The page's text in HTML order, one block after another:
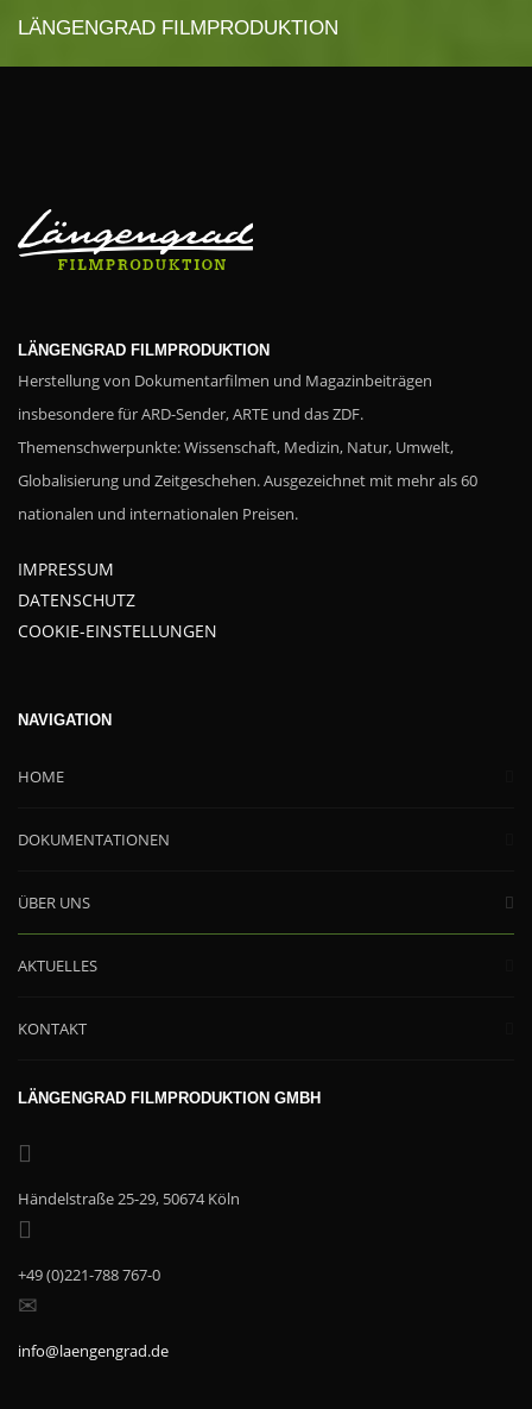
LÄNGENGRAD FILMPRODUKTION
LÄNGENGRAD FILMPRODUKTION
Herstellung von Dokumentarfilmen und Magazinbeiträgen
insbesondere für ARD-Sender, ARTE und das ZDF.
Themenschwerpunkte: Wissenschaft, Medizin, Natur, Umwelt,
Globalisierung und Zeitgeschehen. Ausgezeichnet mit mehr als 60
nationalen und internationalen Preisen.
IMPRESSUM
DATENSCHUTZ
COOKIE-EINSTELLUNGEN
NAVIGATION
HOME
DOKUMENTATIONEN
ÜBER UNS
AKTUELLES
KONTAKT
LÄNGENGRAD FILMPRODUKTION GMBH
Händelstraße 25-29, 50674 Köln
+49 (0)221-788 767-0
info@laengengrad.de